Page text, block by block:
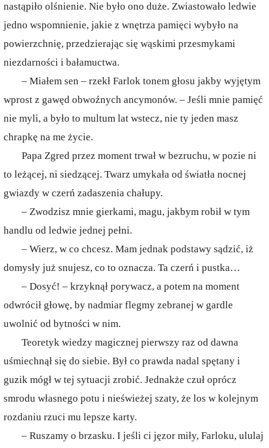
nastąpiło olśnienie. Nie było ono duże. Zwiastowało ledwie
jedno wspomnienie, jakie z wnętrza pamięci wybyło na
powierzchnię, przedzierając się wąskimi przesmykami
niezdarności i bałamuctwa.
– Miałem sen – rzekł Farlok tonem głosu jakby wyjętym
wprost z gawęd obwoźnych ancymonów. – Jeśli mnie pamięć
nie myli, a było to multum lat wstecz, nie ty jeden masz
chrapkę na me życie.
Papa Zgred przez moment trwał w bezruchu, w pozie ni
to leżącej, ni siedzącej. Twarz umykała od światła nocnej
gwiazdy w czerń zadaszenia chałupy.
– Zwodzisz mnie gierkami, magu, jakbym robił w tym
handlu od ledwie jednej pełni.
– Wierz, w co chcesz. Mam jednak podstawy sądzić, iż
domysły już snujesz, co to oznacza. Ta czerń i pustka…
– Dosyć! – krzyknął porywacz, a potem na moment
odwrócił głowę, by nadmiar flegmy zebranej w gardle
uwolnić od bytności w nim.
Teoretyk wiedzy magicznej pierwszy raz od dawna
uśmiechnął się do siebie. Był co prawda nadal spętany i
guzik mógł w tej sytuacji zrobić. Jednakże czuł oprócz
smrodu własnego potu i nieświeżej szaty, że los w kolejnym
rozdaniu rzuci mu lepsze karty.
– Ruszamy o brzasku. I jeśli ci jęzor miły, Farloku, ululaj